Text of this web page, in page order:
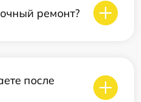
ремонт?
после